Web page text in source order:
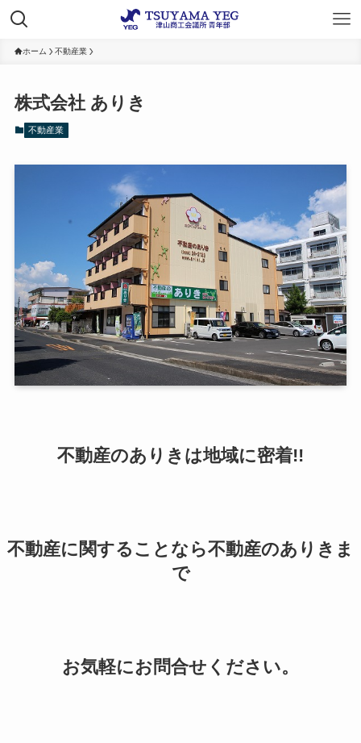
ホーム 不動産業
株式会社 ありき
不動産業
不動産のありきは地域に密着!!
不動産に関することなら不動産のありきま
で
お気軽にお問合せください。